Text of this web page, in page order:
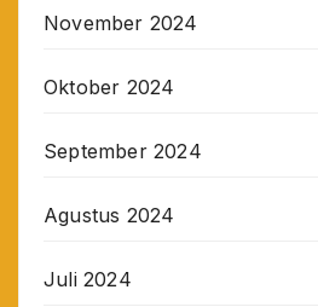
November 2024
Oktober 2024
September 2024
Agustus 2024
Juli 2024